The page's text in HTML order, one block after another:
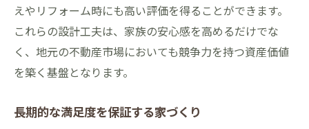
えやリフォーム時にも高い評価を得ることができます。
これらの設計工夫は、家族の安心感を高めるだけでな
く、地元の不動産市場においても競争力を持つ資産価値
を築く基盤となります。
長期的な満足度を保証する家づくり